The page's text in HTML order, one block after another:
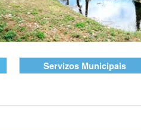
Servizos Municipais